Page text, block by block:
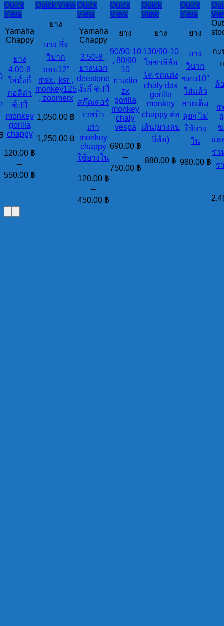
Quick
View
Yamaha
Chappy
ยาง
4.00-8
ใส่มั้งกี้
กอลิล่า
ชิ้ปปี้
monkey
gorilla
chappy
120.00 ฿
–
550.00 ฿
Quick View
ยาง
ยาง กึ่ง
วิบาก
ขอบ12″
msx , ksr ,
monkey125
, zoomerx
1,050.00 ฿
–
1,250.00 ฿
Quick
View
Yamaha
Chappy
3.50-8 ,
ยางนอก
deestone
มั้งกี้ ชิปปี้
สกุ๊ตเตอร์
เวสป้า
เก่า
monkey
chappy
ใช้ยางใน
120.00 ฿
–
450.00 ฿
Quick
View
ยาง
90/90-10
, 80/90-
10
ยางdio
zx
gorilla
monkey
chaly
vespa
690.00 ฿
–
750.00 ฿
Quick
View
ยาง
130/90-10
ใส่ชาลีล้อ
โต รถแต่ง
chaly dax
gorilla
monkey
chappy ต่อ
เส้น(ยางลบ
ยี่ห้อ)
880.00 ฿
Quick
View
ยาง
ยาง
วิบาก
ขอบ10″
ใส่แล้ว
สวยเต็ม
ลุยๆ ไม่
ใช้ยาง
ใน
980.00 ฿
กะ
ล้
แล
รว
ร